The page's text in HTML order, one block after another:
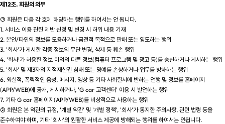
제12조. 회원의 의무
① 회원은 다음 각 호에 해당하는 행위를 하여서는 안 됩니다.
1. 서비스 이용 관련 제반 신청 및 변경 시 허위 내용 기재
2. 본인/타인의 정보를 도용하거나 금전적 목적으로 판매 또는 양도하는 행위
3. '회사'가 게시한 각종 정보의 무단 변경, 삭제 등 훼손 행위
4. '회사'가 허용한 정보 이외의 다른 정보(컴퓨터 프로그램 및 광고 등)를 송신하거나 게시하는 행위
5. '회사' 및 제3자의 지적재산권 침해 또는 명예를 손상하거나 업무를 방해하는 행위
6. 외설적, 폭력적인 음성, 메시지, 영상 등 기타 사회질서에 반하는 언행 및 정보를 홈페이지
(APP/WEB)에 공개, 게시하거나, 'G car 고객센터' 이용 시 발언하는 행위
7. 기타 G car 홈페이지(APP/WEB)를 비상적으로 사용하는 행위
② 회원은 본 약관의 규정, '개별 약관' 및 '개별 정책', '회사'가 통지한 주의사항, 관련 법령 등을
준수하여야 하며, 기타 '회사'의 원활한 서비스 제공에 방해되는 행위를 하여서는 안됩니다.